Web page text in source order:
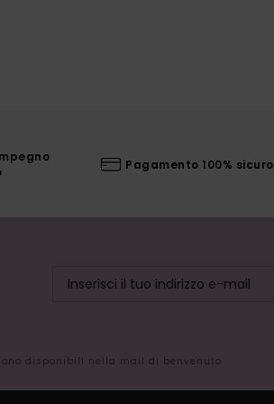
Pagamento 100% sicuro
disponibili nella mail di benvenuto